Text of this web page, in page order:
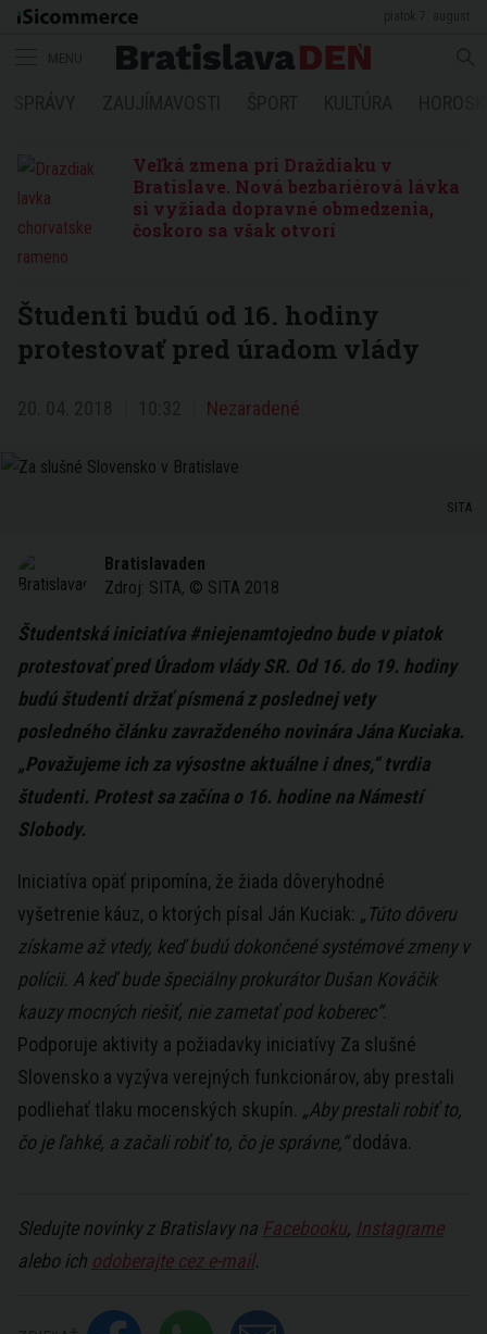
Veľká zmena pri Draždiaku v
Bratislave. Nová bezbariérová lávka
si vyžiada dopravné obmedzenia,
čoskoro sa však otvorí
Študenti budú od 16. hodiny
protestovať pred úradom vlády
Nezaradené
SITA
Bratislavaden
Zdroj: SITA, © SITA 2018
Študentská iniciatíva #niejenamtojedno bude v piatok
protestovať pred Úradom vlády SR. Od 16. do 19. hodiny
budú študenti držať písmená z poslednej vety
posledného článku zavraždeného novinára Jána Kuciaka.
„Považujeme ich za výsostne aktuálne i dnes,“ tvrdia
študenti. Protest sa začína o 16. hodine na Námestí
Slobody.
Iniciatíva opäť pripomína, že žiada dôveryhodné
vyšetrenie káuz, o ktorých písal Ján Kuciak: „Túto dôveru
získame až vtedy, keď budú dokončené systémové zmeny v
polícii. A keď bude špeciálny prokurátor Dušan Kováčik
kauzy mocných riešiť, nie zametať pod koberec“.
Podporuje aktivity a požiadavky iniciatívy Za slušné
Slovensko a vyzýva verejných funkcionárov, aby prestali
podliehať tlaku mocenských skupín. „Aby prestali robiť to,
čo je ľahké, a začali robiť to, čo je správne,“dodáva.
Sledujte novinky z Bratislavy na Facebooku, Instagrame
alebo ich odoberajte cez e-mail.